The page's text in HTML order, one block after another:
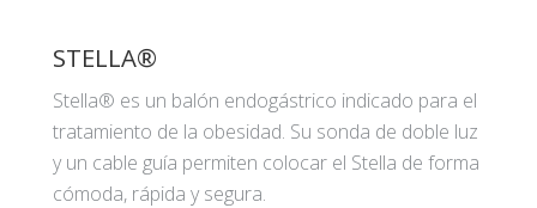
STELLA®
Stella® es un balón endogástrico indicado para el
tratamiento de la obesidad. Su sonda de doble luz
y un cable guía permiten colocar el Stella de forma
cómoda, rápida y segura.